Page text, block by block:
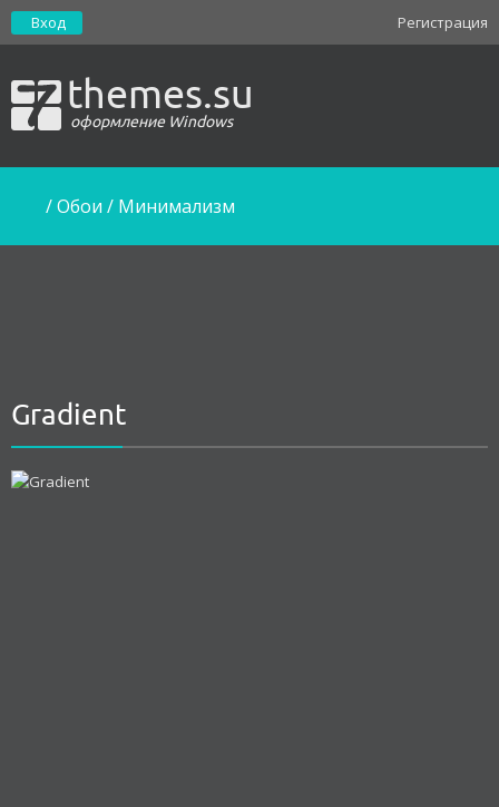
Регистрация
Вход
themes.su
оформление Windows
/Обои / Минимализм
Gradient